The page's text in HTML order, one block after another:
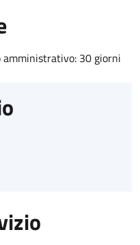
amministrativo: 30 giorni